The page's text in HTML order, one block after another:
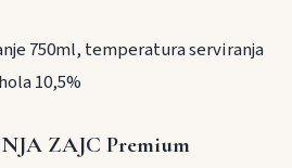
750ml, temperatura serviranja
10,5%
ZAJC Premium